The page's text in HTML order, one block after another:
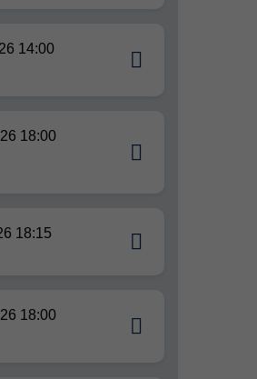
14:00
18:00
18:15
18:00